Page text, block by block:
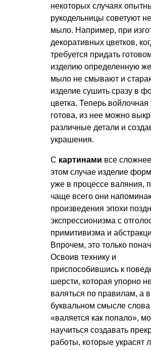
некоторых случаях
рукодельницы советуют
мыло. Например, при
декоративных цветков,
требуется придать
изделию определенную
мыло не смывают и
изделие сушить сразу в
цветка. Теперь войлочная
готова, из нее можно
различные детали и
украшения.
С картинами все
этом случае изделие
уже в процессе валяния,
чаще всего они
произведения эпохи
экспрессионизма с
примитивизма и
Впрочем, это только
Освоив технику и
приспособившись к
шерсти, которая упорно
валяться по правилам, а в
буквальном смысле слова
«валяется как попало»,
научиться создавать
работы, которые украсят